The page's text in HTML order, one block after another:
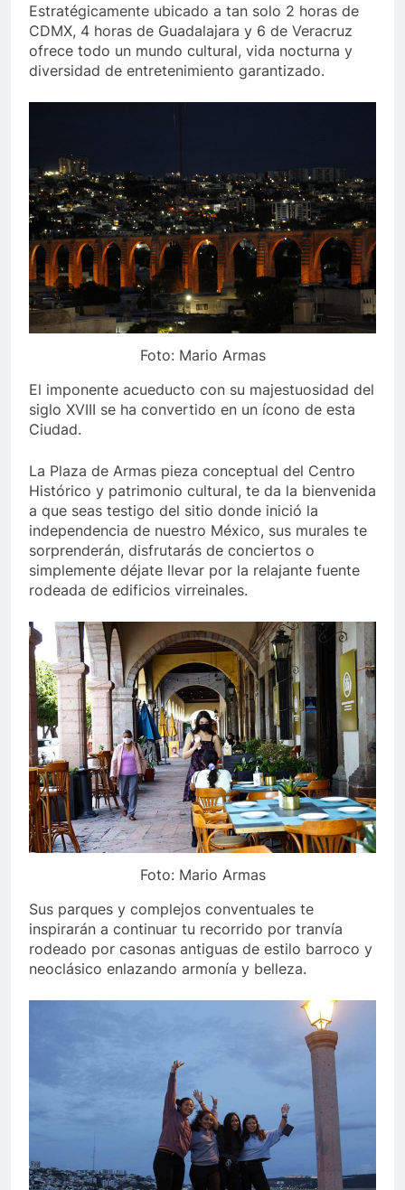
Estratégicamente ubicado a tan solo 2 horas de
CDMX, 4 horas de Guadalajara y 6 de Veracruz
ofrece todo un mundo cultural, vida nocturna y
diversidad de entretenimiento garantizado.
Foto: Mario Armas
El imponente acueducto con su majestuosidad del
siglo XVIII se ha convertido en un ícono de esta
Ciudad.
La Plaza de Armas pieza conceptual del Centro
Histórico y patrimonio cultural, te da la bienvenida
a que seas testigo del sitio donde inició la
independencia de nuestro México, sus murales te
sorprenderán, disfrutarás de conciertos o
simplemente déjate llevar por la relajante fuente
rodeada de edificios virreinales.
Foto: Mario Armas
Sus parques y complejos conventuales te
inspirarán a continuar tu recorrido por tranvía
rodeado por casonas antiguas de estilo barroco y
neoclásico enlazando armonía y belleza.